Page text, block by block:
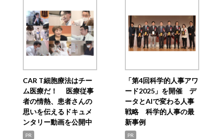
CAR T細胞療法はチー
ム医療だ！ 医療従事
者の情熱、患者さんの
思いを伝えるドキュメ
ンタリー動画を公開中
PR
「第4回科学的人事アワ
ード2025」を開催 デ
ータとAIで変わる人事
戦略 科学的人事の最
新事例
PR